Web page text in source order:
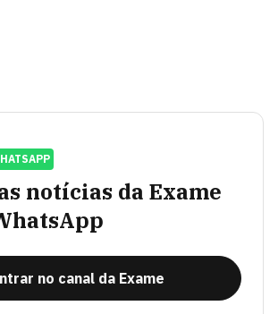
notícias da Exame
no canal da Exame